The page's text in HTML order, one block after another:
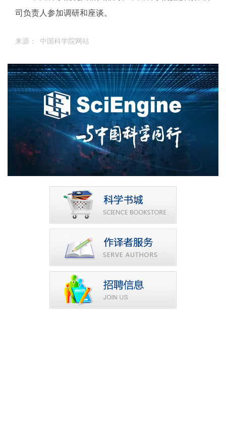
司负责人参加调研和座谈。
来源： 中国科学院网站